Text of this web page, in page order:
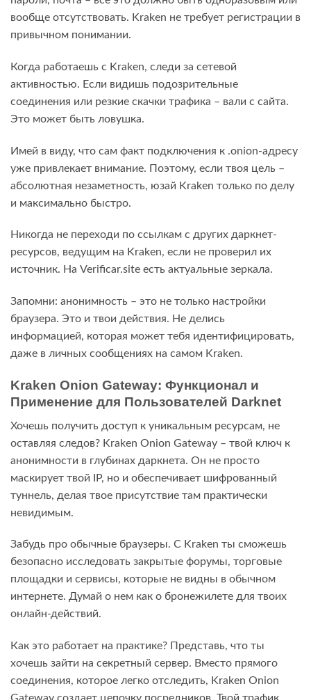
вообще отсутствовать. Kraken не требует регистрации в
привычном понимании.
Когда работаешь с Kraken, следи за сетевой
активностью. Если видишь подозрительные
соединения или резкие скачки трафика – вали с сайта.
Это может быть ловушка.
Имей в виду, что сам факт подключения к .onion-адресу
уже привлекает внимание. Поэтому, если твоя цель –
абсолютная незаметность, юзай Kraken только по делу
и максимально быстро.
Никогда не переходи по ссылкам с других даркнет-
ресурсов, ведущим на Kraken, если не проверил их
источник. На Verificar.site есть актуальные зеркала.
Запомни: анонимность – это не только настройки
браузера. Это и твои действия. Не делись
информацией, которая может тебя идентифицировать,
даже в личных сообщениях на самом Kraken.
Kraken Onion Gateway: Функционал и
Применение для Пользователей Darknet
Хочешь получить доступ к уникальным ресурсам, не
оставляя следов? Kraken Onion Gateway – твой ключ к
анонимности в глубинах даркнета. Он не просто
маскирует твой IP, но и обеспечивает шифрованный
туннель, делая твое присутствие там практически
невидимым.
Забудь про обычные браузеры. С Kraken ты сможешь
безопасно исследовать закрытые форумы, торговые
площадки и сервисы, которые не видны в обычном
интернете. Думай о нем как о бронежилете для твоих
онлайн-действий.
Как это работает на практике? Представь, что ты
хочешь зайти на секретный сервер. Вместо прямого
соединения, которое легко отследить, Kraken Onion